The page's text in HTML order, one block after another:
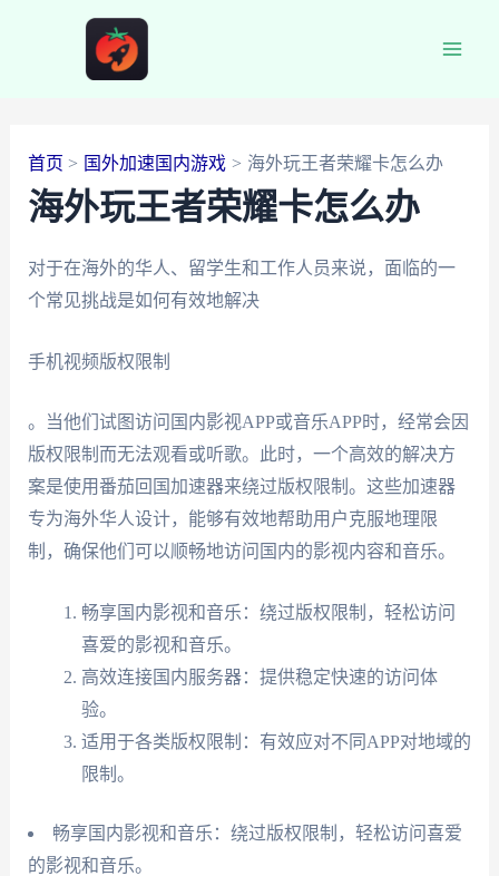
首页 国外加速国内游戏 海外玩王者荣耀卡怎么办
海外玩王者荣耀卡怎么办
对于在海外的华人、留学生和工作人员来说，面临的一
个常见挑战是如何有效地解决
手机视频版权限制
。当他们试图访问国内影视APP或音乐APP时，经常会因
版权限制而无法观看或听歌。此时，一个高效的解决方
案是使用番茄回国加速器来绕过版权限制。这些加速器
专为海外华人设计，能够有效地帮助用户克服地理限
制，确保他们可以顺畅地访问国内的影视内容和音乐。
畅享国内影视和音乐：绕过版权限制，轻松访问
喜爱的影视和音乐。
高效连接国内服务器：提供稳定快速的访问体
验。
适用于各类版权限制：有效应对不同APP对地域的
限制。
畅享国内影视和音乐：绕过版权限制，轻松访问喜爱
的影视和音乐。